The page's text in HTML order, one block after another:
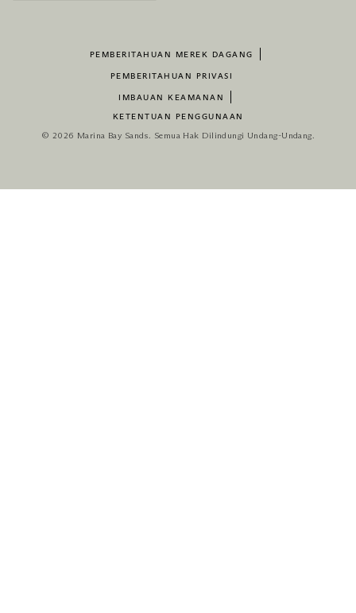
PEMBERITAHUAN MEREK DAGANG
PEMBERITAHUAN PRIVASI
IMBAUAN KEAMANAN
KETENTUAN PENGGUNAAN
© 2026 Marina Bay Sands. Semua Hak Dilindungi Undang-Undang.